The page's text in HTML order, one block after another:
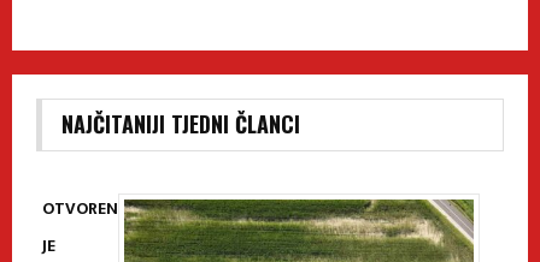
NAJČITANIJI TJEDNI ČLANCI
OTVOREN
JE